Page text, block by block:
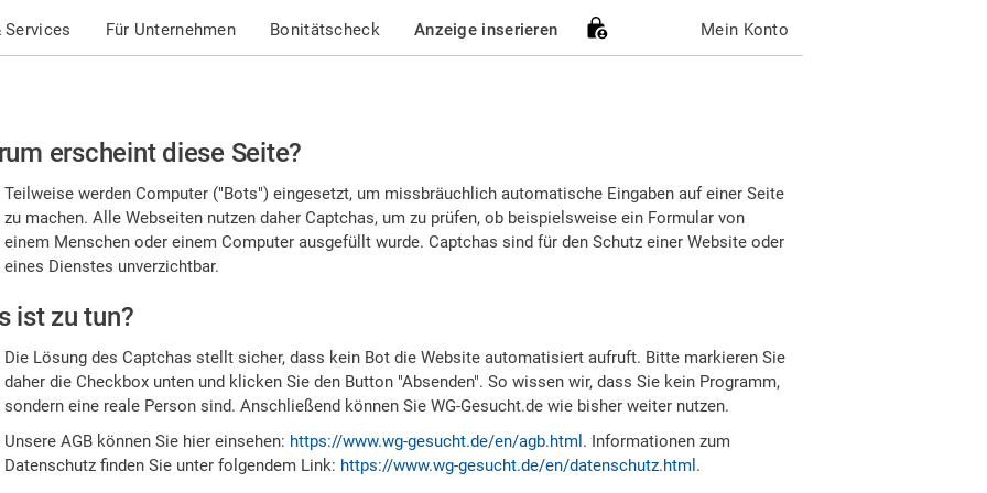
Services Für Unternehmen Bonitätscheck Anzeige inserieren Mein Konto
erscheint diese Seite?
Teilweise werden Computer ("Bots") eingesetzt, um missbräuchlich automatische Eingaben auf einer Seite
zu machen. Alle Webseiten nutzen daher Captchas, um zu prüfen, ob beispielsweise ein Formular von
einem Menschen oder einem Computer ausgefüllt wurde. Captchas sind für den Schutz einer Website oder
eines Dienstes unverzichtbar.
ist zu tun?
Die Lösung des Captchas stellt sicher, dass kein Bot die Website automatisiert aufruft. Bitte markieren Sie
daher die Checkbox unten und klicken Sie den Button "Absenden". So wissen wir, dass Sie kein Programm,
sondern eine reale Person sind. Anschließend können Sie WG-Gesucht.de wie bisher weiter nutzen.
Unsere AGB können Sie hier einsehen: https://www.wg-gesucht.de/en/agb.html . Informationen zum
Datenschutz finden Sie unter folgendem Link: https://www.wg-gesucht.de/en/datenschutz.html .